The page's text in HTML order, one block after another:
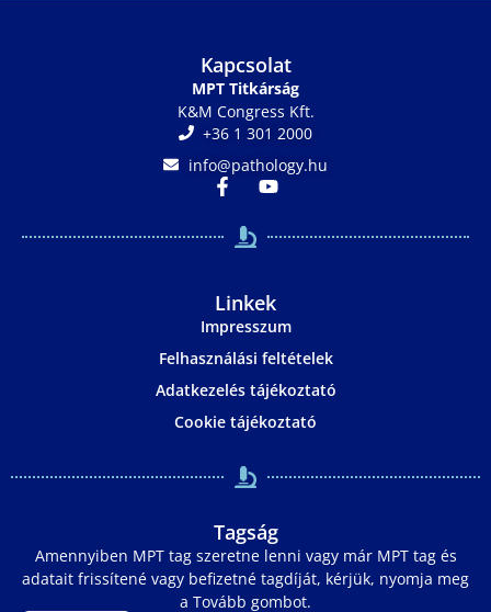
Kapcsolat
MPT Titkárság
K&M Congress Kft.
+36 1 301 2000
info@pathology.hu
Linkek
Impresszum
Felhasználási feltételek
Adatkezelés tájékoztató
Cookie tájékoztató
Tagság
Amennyiben MPT tag szeretne lenni vagy már MPT tag és
adatait frissítené vagy befizetné tagdíját, kérjük, nyomja meg
a Tovább gombot.